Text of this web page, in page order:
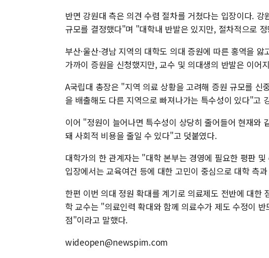
반면 강원대 측은 의견 수렴 절차를 거쳤다는 입장이다.
규모를 결정했다"며 "대학내 반발은 있지만, 절차적으로
부산·울산·경남 지역의 대학도 의대 증원에 따른 홍역을
가까이 증원을 신청했지만, 교수 및 의대생의 반발은 이어
A국립대 총장은 "지역 의료 상황을 고려해 증원 규모를
을 배출해도 다른 지역으로 빠져나가는 특수성이 있다"고
이어 "정원이 늘어나면 특수성이 상당히 줄어들어 현재와
돼 사회적 비용을 줄일 수 있다"고 덧붙였다.
대학가의 한 관계자는 "대학 본부는 경영에 필요한 평판
입장에서는 교육여건 등에 대한 고민이 중심으로 대학 측
한편 이번 의대 정원 확대를 계기로 의료제도 전반에 대한
학 교수는 "의료인력 확대와 함께 의료수가 제도 수정이
점"이라고 말했다.
wideopen@newspim.com